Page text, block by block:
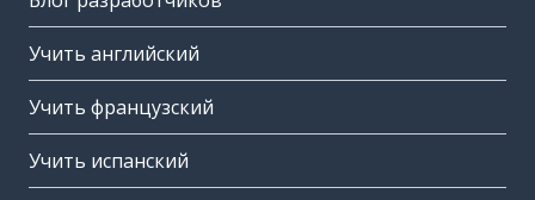
Учить английский
Учить французский
Учить испанский